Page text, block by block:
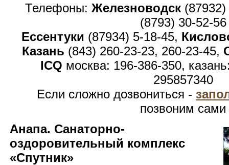
Телефоны: Железноводск
(8793) 30-52-56
Ессентуки (87934) 5-18-45,
Казань (843) 260-23-23, 260-23-45,
ICQ москва: 196-386-350,
295857340
Если сложно дозвониться -
позвоним сами
Анапа. Санаторно-
оздоровительный комплекс
«Спутник»